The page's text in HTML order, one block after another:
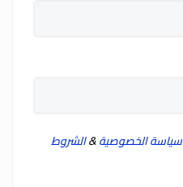
سياسة الخصوصية&الشروط